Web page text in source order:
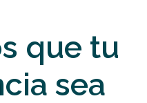
que tu
sea